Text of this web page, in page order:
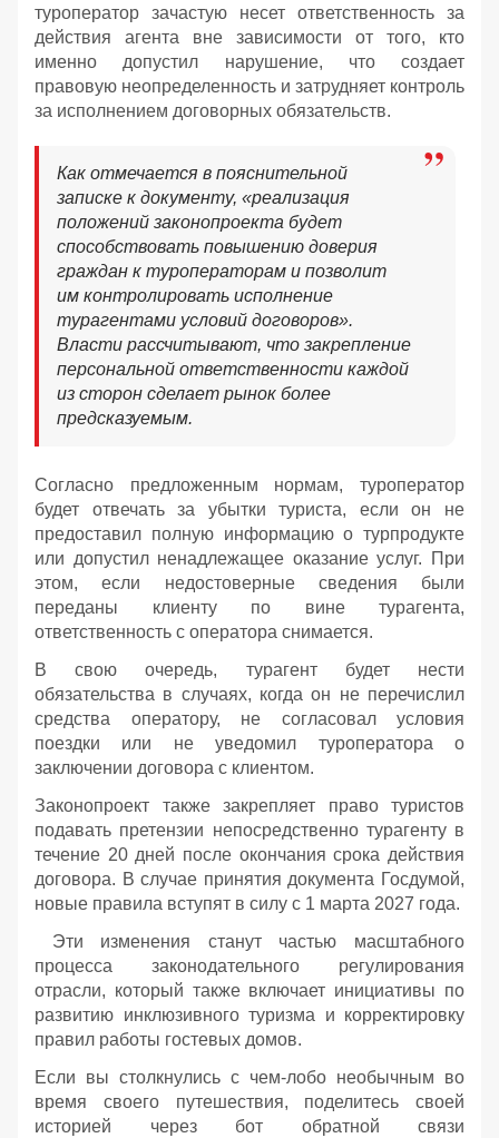
туроператор зачастую несет ответственность за
действия агента вне зависимости от того, кто
именно допустил нарушение, что создает
правовую неопределенность и затрудняет контроль
за исполнением договорных обязательств.
Как отмечается в пояснительной
записке к документу, «реализация
положений законопроекта будет
способствовать повышению доверия
граждан к туроператорам и позволит
им контролировать исполнение
турагентами условий договоров».
Власти рассчитывают, что закрепление
персональной ответственности каждой
из сторон сделает рынок более
предсказуемым.
Согласно предложенным нормам, туроператор
будет отвечать за убытки туриста, если он не
предоставил полную информацию о турпродукте
или допустил ненадлежащее оказание услуг. При
этом, если недостоверные сведения были
переданы клиенту по вине турагента,
ответственность с оператора снимается.
В свою очередь, турагент будет нести
обязательства в случаях, когда он не перечислил
средства оператору, не согласовал условия
поездки или не уведомил туроператора о
заключении договора с клиентом.
Законопроект также закрепляет право туристов
подавать претензии непосредственно турагенту в
течение 20 дней после окончания срока действия
договора. В случае принятия документа Госдумой,
новые правила вступят в силу с 1 марта 2027 года.
Эти изменения станут частью масштабного
процесса законодательного регулирования
отрасли, который также включает инициативы по
развитию инклюзивного туризма и корректировку
правил работы гостевых домов.
Если вы столкнулись с чем-лобо необычным во
время своего путешествия, поделитесь своей
историей через бот обратной связи